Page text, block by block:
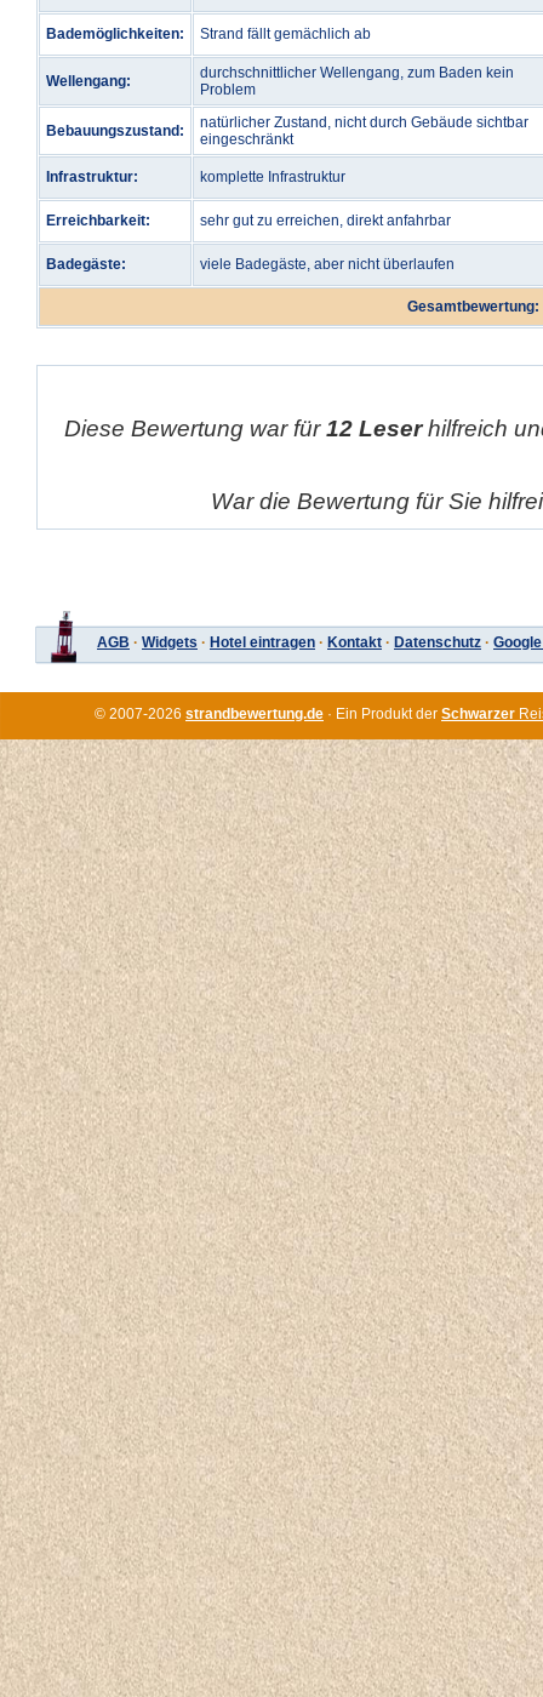
Bademöglichkeiten: Strand fällt gemächlich ab
Wellengang:
durchschnittlicher Wellengang, zum Baden kein
Problem
Bebauungszustand:
natürlicher Zustand, nicht durch Gebäude sichtbar
eingeschränkt
Infrastruktur: komplette Infrastruktur
Erreichbarkeit: sehr gut zu erreichen, direkt anfahrbar
Badegäste: viele Badegäste, aber nicht überlaufen
Gesamtbewertung:
Diese Bewertung war für12 Leserhilfreich
War die Bewertung für Sie
AGB · Widgets · Hotel eintragen · Kontakt · Datenschutz ·
© 2007-2026 strandbewertung.de · Ein Produkt der Schwarzer